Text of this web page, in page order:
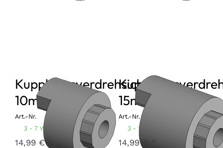
Kupplungsverdrehsicherung
10mm
Art.-Nr.
KVS-10
3 - 7 Werktage
14,99 € *
15mm
Art.-Nr.
3 - 7 Werktage
14,99 € *